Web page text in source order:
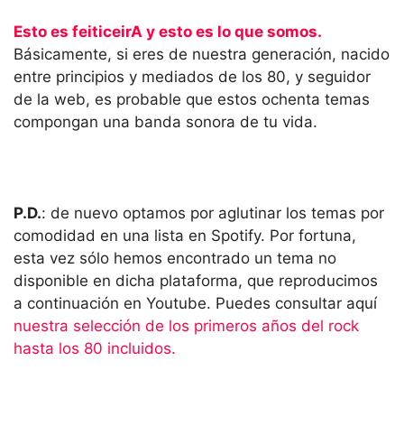
Esto es feiticeirA y esto es lo que somos.
Básicamente, si eres de nuestra generación, nacido
entre principios y mediados de los 80, y seguidor
de la web, es probable que estos ochenta temas
compongan una banda sonora de tu vida.
P.D.: de nuevo optamos por aglutinar los temas por
comodidad en una lista en Spotify. Por fortuna,
esta vez sólo hemos encontrado un tema no
disponible en dicha plataforma, que reproducimos
a continuación en Youtube. Puedes consultar aquí
nuestra selección de los primeros años del rock
hasta los 80 incluidos.